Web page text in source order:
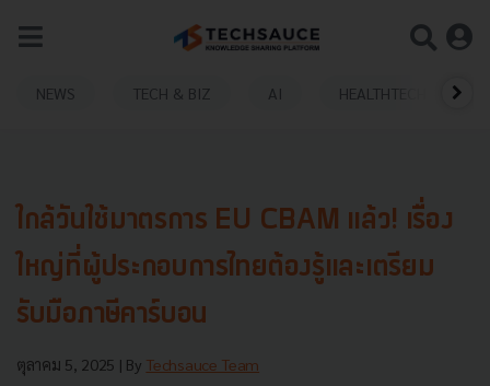
NEWS TECH & BIZ AI HEALTHTECH
ใกล้วันใช้มาตรการ EU CBAM แล้ว! เรื่อง
ใหญ่ที่ผู้ประกอบการไทยต้องรู้และเตรียม
รับมือภาษีคาร์บอน
ตุลาคม 5, 2025 | By Techsauce Team